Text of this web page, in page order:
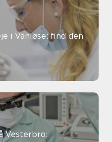
i Vanløse: find den
Vesterbro: